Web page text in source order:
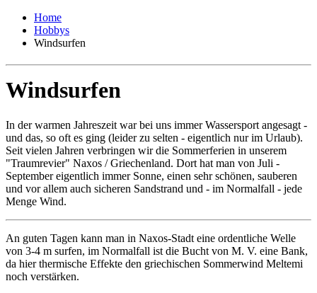
Home
Hobbys
Windsurfen
Windsurfen
In der warmen Jahreszeit war bei uns immer Wassersport angesagt -
und das, so oft es ging (leider zu selten - eigentlich nur im Urlaub).
Seit vielen Jahren verbringen wir die Sommerferien in unserem
"Traumrevier" Naxos / Griechenland. Dort hat man von Juli -
September eigentlich immer Sonne, einen sehr schönen, sauberen
und vor allem auch sicheren Sandstrand und - im Normalfall - jede
Menge Wind.
An guten Tagen kann man in Naxos-Stadt eine ordentliche Welle
von 3-4 m surfen, im Normalfall ist die Bucht von M. V. eine Bank,
da hier thermische Effekte den griechischen Sommerwind Meltemi
noch verstärken.